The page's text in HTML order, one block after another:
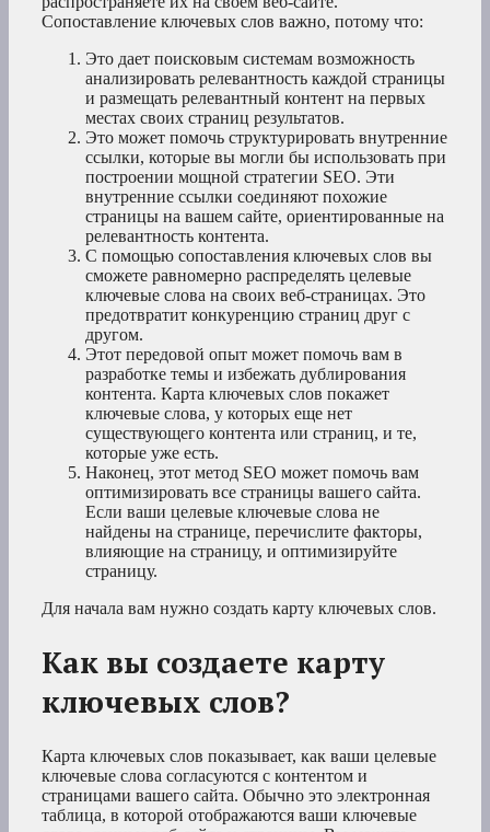
Сопоставление ключевых слов важно, потому что:
Это дает поисковым системам возможность
анализировать релевантность каждой страницы
и размещать релевантный контент на первых
местах своих страниц результатов.
Это может помочь структурировать внутренние
ссылки, которые вы могли бы использовать при
построении мощной стратегии SEO. Эти
внутренние ссылки соединяют похожие
страницы на вашем сайте, ориентированные на
релевантность контента.
С помощью сопоставления ключевых слов вы
сможете равномерно распределять целевые
ключевые слова на своих веб-страницах. Это
предотвратит конкуренцию страниц друг с
другом.
Этот передовой опыт может помочь вам в
разработке темы и избежать дублирования
контента. Карта ключевых слов покажет
ключевые слова, у которых еще нет
существующего контента или страниц, и те,
которые уже есть.
Наконец, этот метод SEO может помочь вам
оптимизировать все страницы вашего сайта.
Если ваши целевые ключевые слова не
найдены на странице, перечислите факторы,
влияющие на страницу, и оптимизируйте
страницу.
Для начала вам нужно создать карту ключевых слов.
Как вы создаете карту
ключевых слов?
Карта ключевых слов показывает, как ваши целевые
ключевые слова согласуются с контентом и
страницами вашего сайта. Обычно это электронная
таблица, в которой отображаются ваши ключевые